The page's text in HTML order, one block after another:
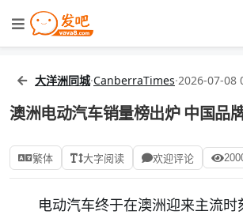
大洋洲同城·CanberraTimes·2026-07-08
澳洲电动汽车销量榜出炉 中国品
繁体 大字阅读 欢迎评论
电动汽车终于在澳洲迎来主流时